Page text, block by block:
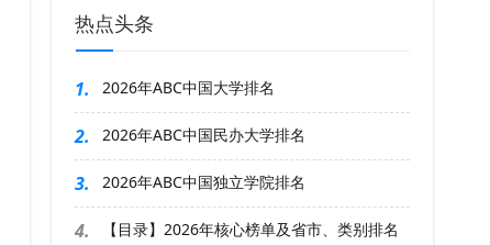
热点头条
1. 2026年ABC中国大学排名
2. 2026年ABC中国民办大学排名
3. 2026年ABC中国独立学院排名
4.
【目录】2026年核心榜单及省市、类别排名